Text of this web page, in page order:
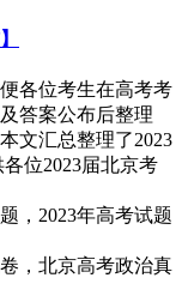
各位考生在高考考
答案公布后整理
文汇总整理了2023
位2023届北京考
，北京高考政治真